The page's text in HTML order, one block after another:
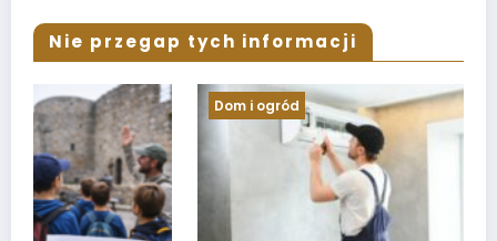
Nie przegap tych informacji
Dom i ogród